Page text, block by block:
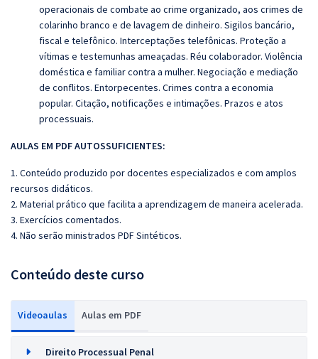
operacionais de combate ao crime organizado, aos crimes de
colarinho branco e de lavagem de dinheiro. Sigilos bancário,
fiscal e telefônico. Interceptações telefônicas. Proteção a
vítimas e testemunhas ameaçadas. Réu colaborador. Violência
doméstica e familiar contra a mulher. Negociação e mediação
de conflitos. Entorpecentes. Crimes contra a economia
popular. Citação, notificações e intimações. Prazos e atos
processuais.
AULAS EM PDF AUTOSSUFICIENTES:
1. Conteúdo produzido por docentes especializados e com amplos
recursos didáticos.
2. Material prático que facilita a aprendizagem de maneira acelerada.
3. Exercícios comentados.
4. Não serão ministrados PDF Sintéticos.
Conteúdo deste curso
Videoaulas Aulas em PDF
Direito Processual Penal